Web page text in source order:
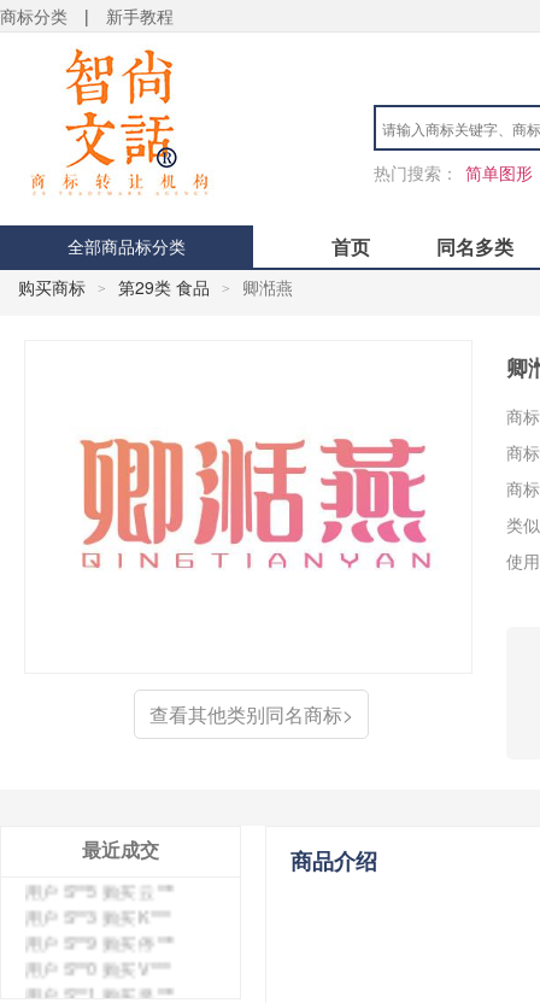
商标分类 | 新手教程
热门搜索： 简单图形
全部商品标分类 首页 同名多类
购买商标 > 第29类 食品 > 卿湉燕
查看其他类别同名商标>
卿
商
商
商
类
使
最近成交
用户 S**5 购买 云***
用户 S**3 购买 K***
用户 S**9 购买 停***
用户 S**0 购买 V***
用户 S**1 购买 皇***
用户 S**8 购买 专***
商品介绍